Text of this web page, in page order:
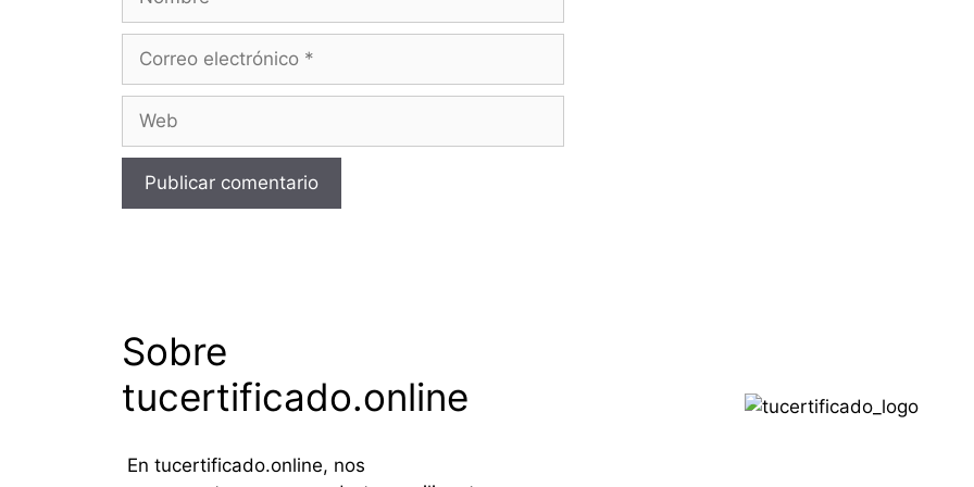
Correo
Web
Sobre
tucertificado.online
En tucertificado.online, nos